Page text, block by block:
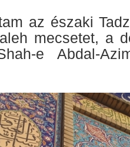
az északi
mecsetet, a
e Abdal-